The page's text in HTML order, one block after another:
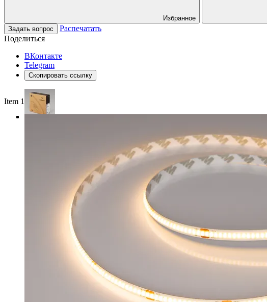
Избранное
Задать вопрос
Распечатать
Поделиться
ВКонтакте
Telegram
Скопировать ссылку
Item 1 of 4